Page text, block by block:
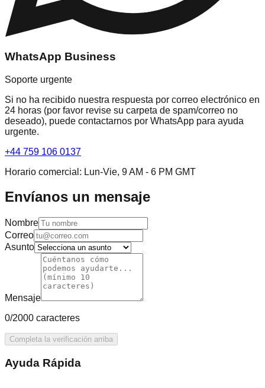
WhatsApp Business
Soporte urgente
Si no ha recibido nuestra respuesta por correo electrónico en
24 horas (por favor revise su carpeta de spam/correo no
deseado), puede contactarnos por WhatsApp para ayuda
urgente.
+44 759 106 0137
Horario comercial: Lun-Vie, 9 AM - 6 PM GMT
Envíanos un mensaje
Nombre
Correo
Asunto
Mensaje
0/2000 caracteres
Completa la verificación arriba
Ayuda Rápida